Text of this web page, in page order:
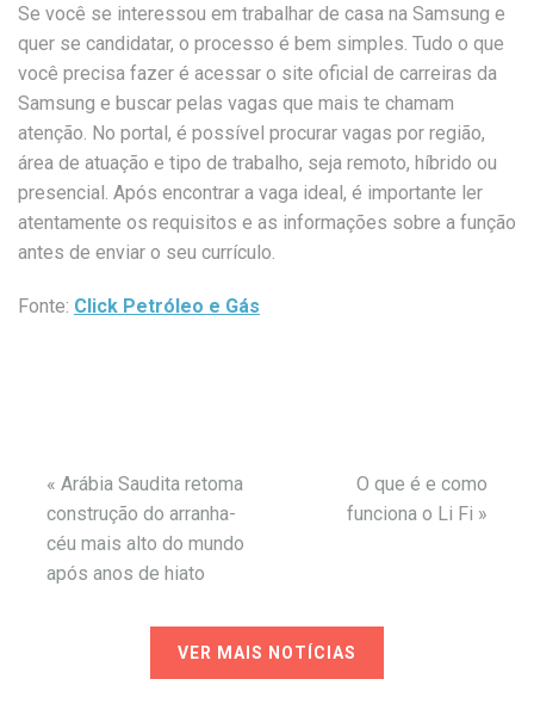
Se você se interessou em trabalhar de casa na Samsung e
quer se candidatar, o processo é bem simples. Tudo o que
você precisa fazer é acessar o site oficial de carreiras da
Samsung e buscar pelas vagas que mais te chamam
atenção. No portal, é possível procurar vagas por região,
área de atuação e tipo de trabalho, seja remoto, híbrido ou
presencial. Após encontrar a vaga ideal, é importante ler
atentamente os requisitos e as informações sobre a função
antes de enviar o seu currículo.
Fonte: Click Petróleo e Gás
« Arábia Saudita retoma
construção do arranha-
céu mais alto do mundo
após anos de hiato
O que é e como
funciona o Li Fi »
VER MAIS NOTÍCIAS